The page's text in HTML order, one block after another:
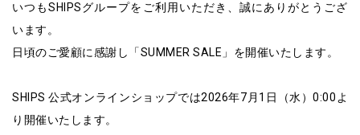
いつもSHIPSグループをご利用いただき、誠にありがとうござ
います。
日頃のご愛顧に感謝し「SUMMER SALE」を開催いたします。
SHIPS 公式オンラインショップでは2026年7月1日（水）0:00よ
り開催いたします。